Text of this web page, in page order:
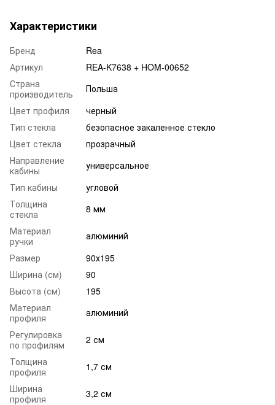
Характеристики
Бренд
Rea
Артикул
REA-K7638 + HOM-00652
Страна
производитель
Польша
Цвет профиля
черный
Тип стекла
безопасное закаленное стекло
Цвет стекла
прозрачный
Направление
кабины
универсальное
Тип кабины
угловой
Толщина
стекла
8 мм
Материал
ручки
алюминий
Размер
90х195
Ширина (см)
90
Высота (см)
195
Материал
профиля
алюминий
Регулировка
по профилям
2 см
Толщина
профиля
1,7 см
Ширина
профиля
3,2 см